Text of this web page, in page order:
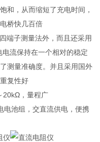
和，从而缩短了充电时间，
桥快几百倍
端子测量法外，而且还采用
流保持在一个相对的稳定
测量准确度。并且采用国外
复性好
20kΩ，量程广
电池组，交直流供电，便携